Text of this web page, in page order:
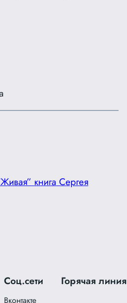
книга Сергея
Соц.сети
Вконтакте
Горячая линия